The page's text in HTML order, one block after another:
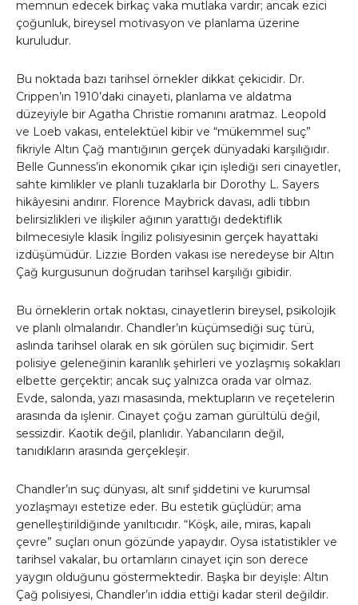
memnun edecek birkaç vaka mutlaka vardır; ancak ezici
çoğunluk, bireysel motivasyon ve planlama üzerine
kuruludur.
Bu noktada bazı tarihsel örnekler dikkat çekicidir. Dr.
Crippen’ın 1910’daki cinayeti, planlama ve aldatma
düzeyiyle bir Agatha Christie romanını aratmaz. Leopold
ve Loeb vakası, entelektüel kibir ve “mükemmel suç”
fikriyle Altın Çağ mantığının gerçek dünyadaki karşılığıdır.
Belle Gunness’in ekonomik çıkar için işlediği seri cinayetler,
sahte kimlikler ve planlı tuzaklarla bir Dorothy L. Sayers
hikâyesini andırır. Florence Maybrick davası, adli tıbbın
belirsizlikleri ve ilişkiler ağının yarattığı dedektiflik
bilmecesiyle klasik İngiliz polisiyesinin gerçek hayattaki
izdüşümüdür. Lizzie Borden vakası ise neredeyse bir Altın
Çağ kurgusunun doğrudan tarihsel karşılığı gibidir.
Bu örneklerin ortak noktası, cinayetlerin bireysel, psikolojik
ve planlı olmalarıdır. Chandler’ın küçümsediği suç türü,
aslında tarihsel olarak en sık görülen suç biçimidir. Sert
polisiye geleneğinin karanlık şehirleri ve yozlaşmış sokakları
elbette gerçektir; ancak suç yalnızca orada var olmaz.
Evde, salonda, yazı masasında, mektupların ve reçetelerin
arasında da işlenir. Cinayet çoğu zaman gürültülü değil,
sessizdir. Kaotik değil, planlıdır. Yabancıların değil,
tanıdıkların arasında gerçekleşir.
Chandler’ın suç dünyası, alt sınıf şiddetini ve kurumsal
yozlaşmayı estetize eder. Bu estetik güçlüdür; ama
genelleştirildiğinde yanıltıcıdır. “Köşk, aile, miras, kapalı
çevre” suçları onun gözünde yapaydır. Oysa istatistikler ve
tarihsel vakalar, bu ortamların cinayet için son derece
yaygın olduğunu göstermektedir. Başka bir deyişle: Altın
Çağ polisiyesi, Chandler’ın iddia ettiği kadar steril değildir.